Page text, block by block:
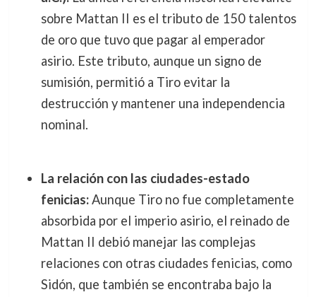
sobre Mattan II es el tributo de 150 talentos
de oro que tuvo que pagar al emperador
asirio. Este tributo, aunque un signo de
sumisión, permitió a Tiro evitar la
destrucción y mantener una independencia
nominal.
La relación con las ciudades-estado
fenicias:Aunque Tiro no fue completamente
absorbida por el imperio asirio, el reinado de
Mattan II debió manejar las complejas
relaciones con otras ciudades fenicias, como
Sidón, que también se encontraba bajo la